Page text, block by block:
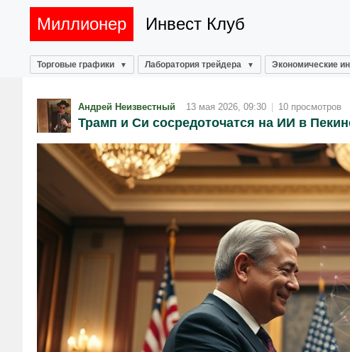
Миллионер Инвест Клуб
Торговые графики Лаборатория трейдера Экономические
Андрей Неизвестный 13 мая 2026, 09:30 | 10 просмотров
Трамп и Си сосредоточатся на ИИ в